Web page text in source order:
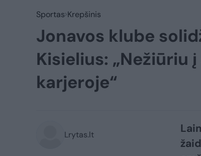
Sportas Krepšinis
Jonavos klube
Kisielius: „Nežiūriu
karjeroje“
Lrytas.lt